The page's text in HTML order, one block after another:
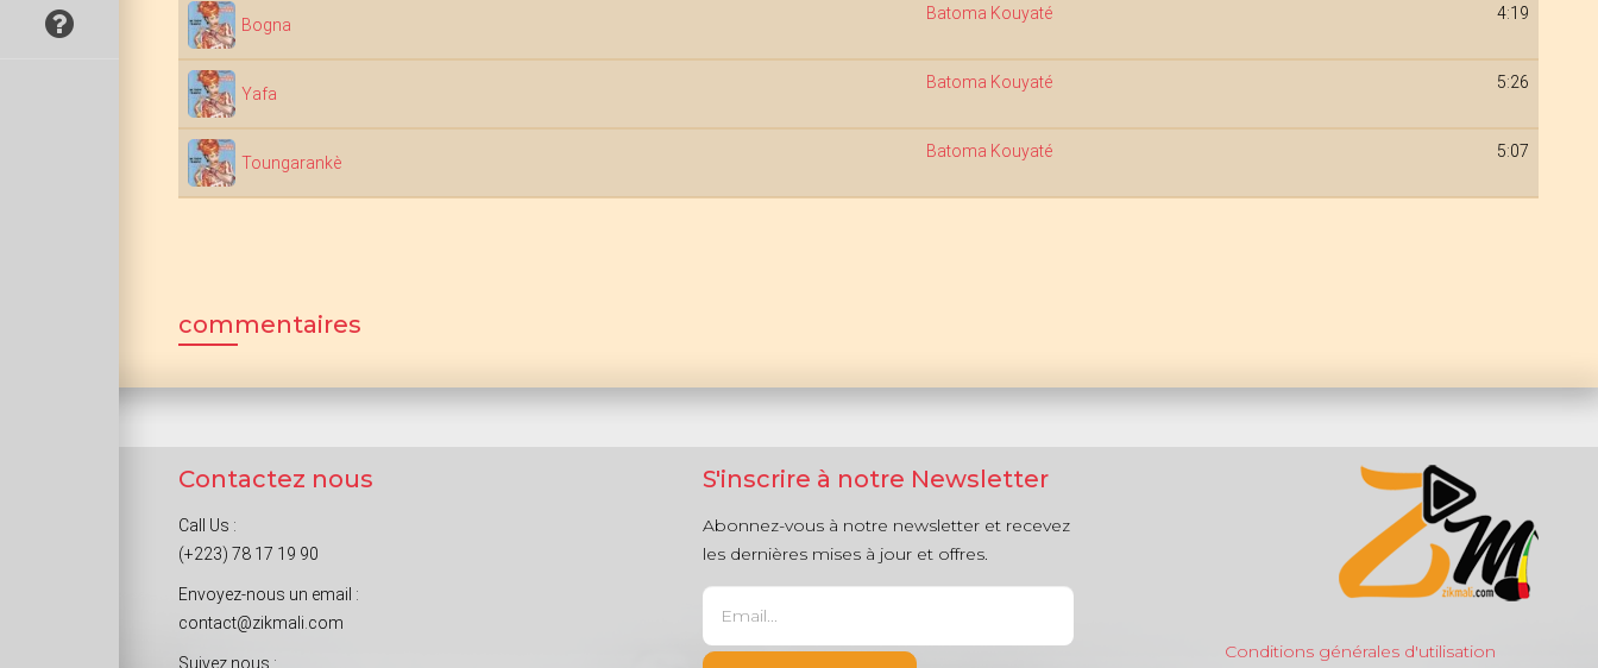
Bogna
Batoma Kouyaté 4:19
Yafa
Batoma Kouyaté 5:26
Toungarankè
Batoma Kouyaté 5:07
commentaires
Contactez nous
Call Us :
(+223) 78 17 19 90
Envoyez-nous un email :
contact@zikmali.com
Suivez nous :
S'inscrire à notre Newsletter
Abonnez-vous à notre newsletter et recevez
les dernières mises à jour et offres.
Conditions générales d'utilisation